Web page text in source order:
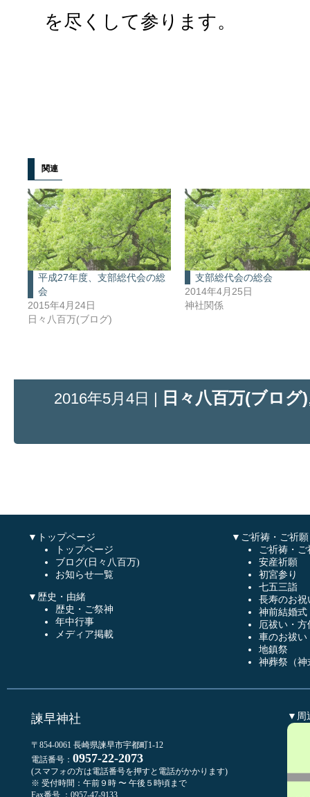
を尽くして参ります。
関連
平成27年度、支部総代会の総
会
2015年4月24日
日々八百万(ブログ)
支部総代会の総会
2014年4月25日
神社関係
2016年5月4日 | 日々八百万(ブログ)
▼トップページ
トップページ
ブログ(日々八百万)
お知らせ一覧
▼歴史・由緒
歴史・ご祭神
年中行事
メディア掲載
▼ご祈祷・ご祈願
ご祈祷・ご
安産祈願
初宮参り
七五三詣
長寿のお祝
神前結婚式
厄祓い・方
車のお祓い
地鎮祭
神葬祭（神
諫早神社
〒854-0061 長崎県諫早市宇都町1-12
電話番号： 0957-22-2073
(スマフォの方は電話番号を押すと電話がかかります)
※ 受付時間：午前９時 〜 午後５時頃まで
▼周